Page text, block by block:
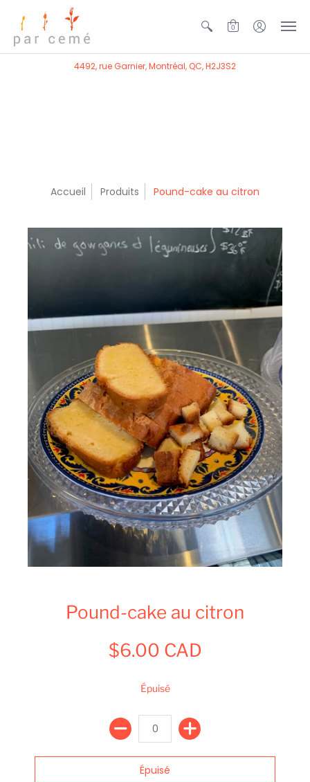
0
4492, rue Garnier, Montréal, QC, H2J3S2
Accueil Produits Pound-cake au citron
Pound-cake au citron
$6.00 CAD
Épuisé